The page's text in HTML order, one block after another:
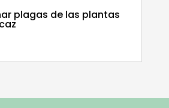
plagas de las plantas